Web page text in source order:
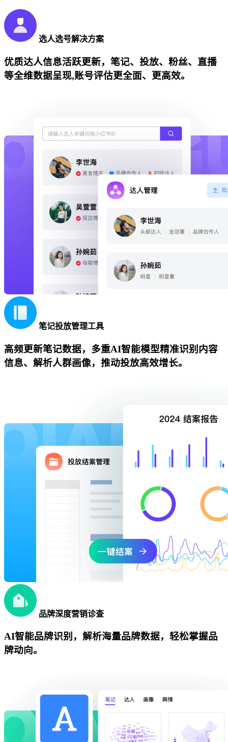
选人选号解决方案
优质达人信息活跃更新，笔记、投放、粉丝、直播
等全维数据呈现,账号评估更全面、更高效。
笔记投放管理工具
高频更新笔记数据，多重AI智能模型精准识别内容
信息、解析人群画像，推动投放高效增长。
品牌深度营销诊查
AI智能品牌识别，解析海量品牌数据，轻松掌握品
牌动向。